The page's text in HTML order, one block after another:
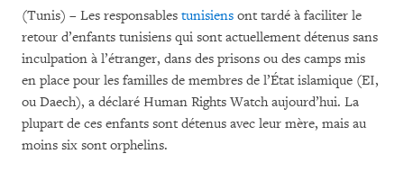
(Tunis) – Les responsables tunisiens ont tardé à faciliter le
retour d’enfants tunisiens qui sont actuellement détenus sans
inculpation à l’étranger, dans des prisons ou des camps mis
en place pour les familles de membres de l’État islamique (EI,
ou Daech), a déclaré Human Rights Watch aujourd’hui. La
plupart de ces enfants sont détenus avec leur mère, mais au
moins six sont orphelins.